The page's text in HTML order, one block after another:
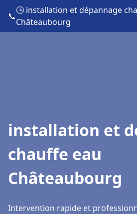
📞
🕒 installation et dépannage
Châteaubourg
installation et
chauffe eau
Châteaubourg
Intervention rapide et